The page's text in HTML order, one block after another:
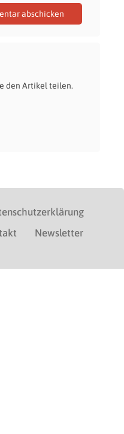
den Artikel teilen.
Newsletter